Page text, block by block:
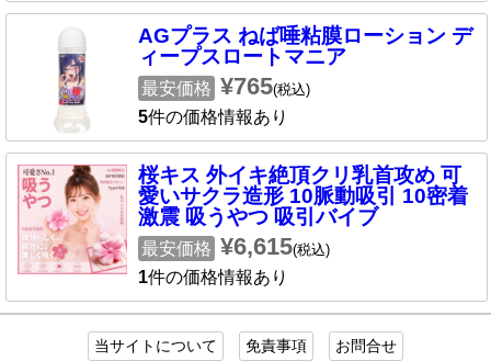
AGプラス ねば唾粘膜ローション デ
ィープスロートマニア
最安価格 ¥765(税込)
5件の価格情報あり
桜キス 外イキ絶頂クリ乳首攻め 可
愛いサクラ造形 10脈動吸引 10密着
激震 吸うやつ 吸引バイブ
最安価格 ¥6,615(税込)
1件の価格情報あり
当サイトについて 免責事項 お問合せ